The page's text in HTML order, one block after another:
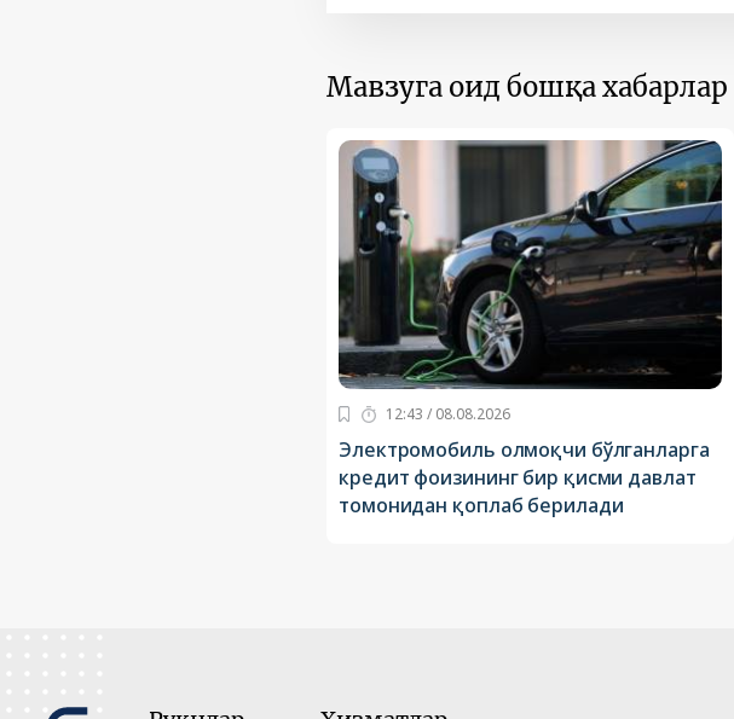
Мавзуга оид бошқа хабарлар
12:43 / 08.08.2026
Электромобиль олмоқчи бўлганларга
кредит фоизининг бир қисми давлат
томонидан қоплаб берилади